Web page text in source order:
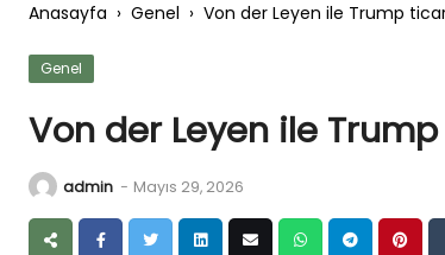
Anasayfa › Genel › Von der Leyen ile Trump
Genel
Von der Leyen ile
admin - Mayıs 29, 2026